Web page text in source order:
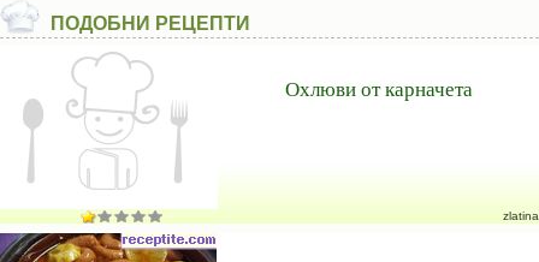
ПОДОБНИ РЕЦЕПТИ
Охлюви от карначета
zlatina